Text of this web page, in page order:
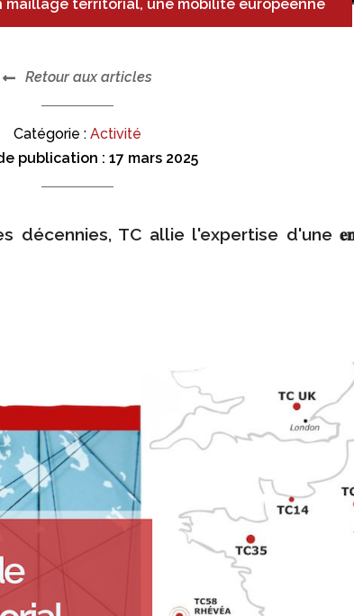
maillage territorial, une mobilité européenne
Retour aux articles
Catégorie : Activité
publication : 17 mars 2025
TC allie l'expertise d'une